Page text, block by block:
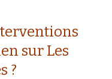
sur Les
?